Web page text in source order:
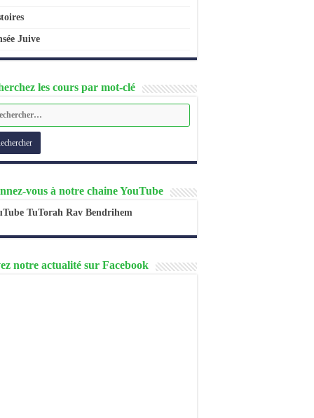
Juive
les cours par mot-clé
vous à notre chaine YouTube
TuTorah Rav Bendrihem
notre actualité sur Facebook